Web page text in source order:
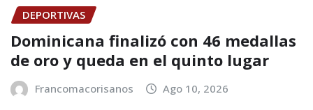
DEPORTIVAS
Dominicana finalizó con 46 medallas
de oro y queda en el quinto lugar
Francomacorisanos Ago 10, 2026